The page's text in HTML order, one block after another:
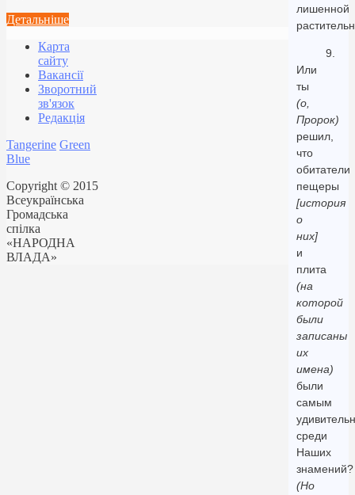
лишенной
9.
Или
ты
(о,
Пророк)
решил,
что
обитатели
пещеры
[история
о
них]
и
плита
(на
которой
были
записаны
их
имена)
были
самым
среди
Наших
знамений?
(Но
Детальніше
Карта
сайту
Вакансії
Зворотний
зв'язок
Редакція
Tangerine Green
Blue
Copyright © 2015
Всеукраїнська
Громадська
спілка
«НАРОДНА
ВЛАДА»